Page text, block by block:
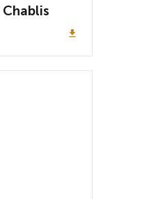
file_download